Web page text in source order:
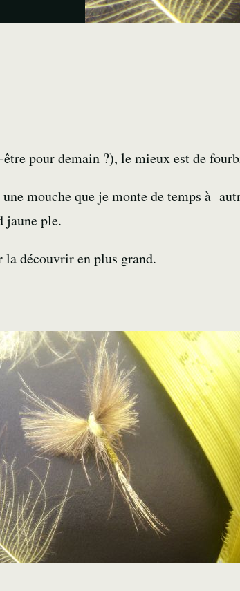
pour demain ?), le mieux est de
mouche que je monte de temps à
jaune ple.
découvrir en plus grand.